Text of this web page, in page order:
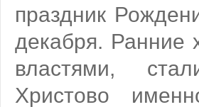
праздник
декабря. Ранние
властями,
Христово